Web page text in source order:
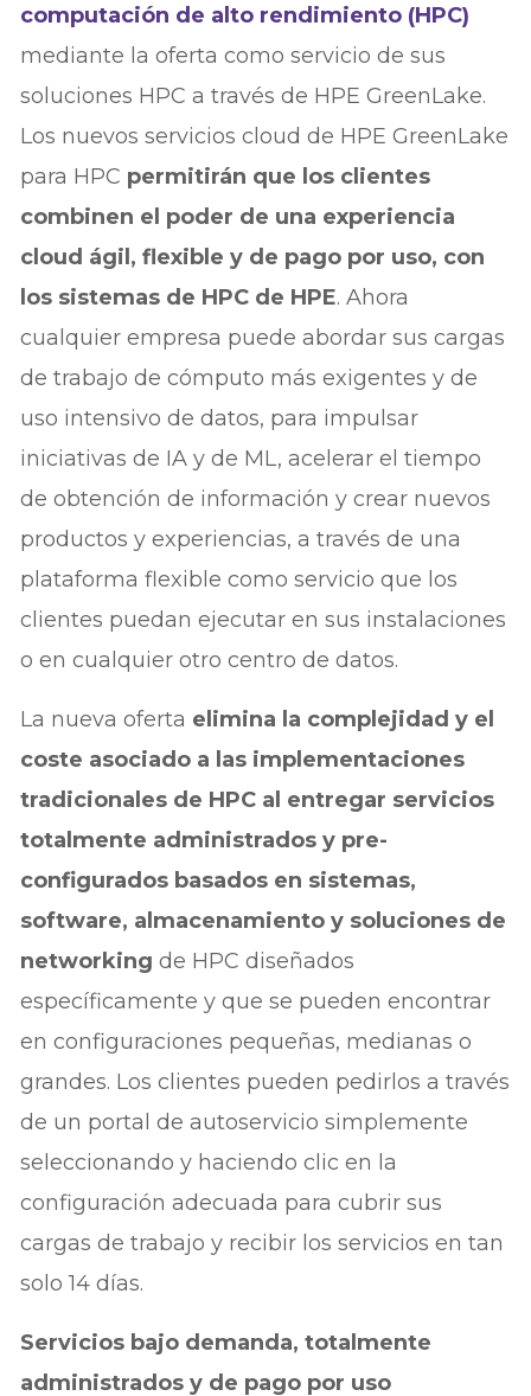
computación de alto rendimiento (HPC)
mediante la oferta como servicio de sus
soluciones HPC a través de HPE GreenLake.
Los nuevos servicios cloud de HPE GreenLake
para HPC permitirán que los clientes
combinen el poder de una experiencia
cloud ágil, flexible y de pago por uso, con
los sistemas de HPC de HPE. Ahora
cualquier empresa puede abordar sus cargas
de trabajo de cómputo más exigentes y de
uso intensivo de datos, para impulsar
iniciativas de IA y de ML, acelerar el tiempo
de obtención de información y crear nuevos
productos y experiencias, a través de una
plataforma flexible como servicio que los
clientes puedan ejecutar en sus instalaciones
o en cualquier otro centro de datos.
La nueva oferta elimina la complejidad y el
coste asociado a las implementaciones
tradicionales de HPC al entregar servicios
totalmente administrados y pre-
configurados basados en sistemas,
software, almacenamiento y soluciones de
networkingde HPC diseñados
específicamente y que se pueden encontrar
en configuraciones pequeñas, medianas o
grandes. Los clientes pueden pedirlos a través
de un portal de autoservicio simplemente
seleccionando y haciendo clic en la
configuración adecuada para cubrir sus
cargas de trabajo y recibir los servicios en tan
solo 14 días.
Servicios bajo demanda, totalmente
administrados y de pago por uso